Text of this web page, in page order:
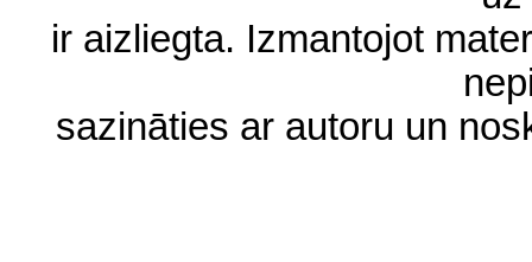
ir aizliegta. Izmantojot
sazināties ar autoru un